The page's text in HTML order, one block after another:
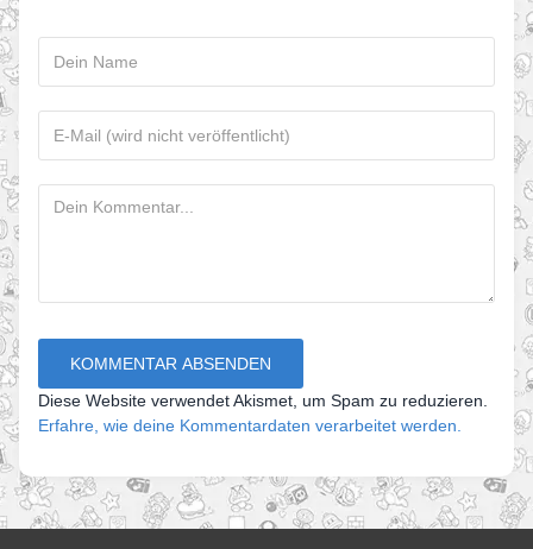
Diese Website verwendet Akismet, um Spam zu reduzieren.
Erfahre, wie deine Kommentardaten verarbeitet werden.